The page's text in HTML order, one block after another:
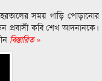
সময় গাড়ি পোড়ানোর
প্রবাসী কবি শেখ আদনানকে।
বিস্তারিত »